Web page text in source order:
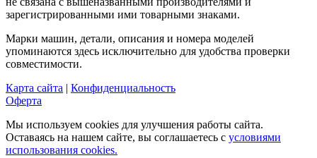
зарегистрированными ими товарными знаками.
Марки машин, детали, описания и номера моделей
упоминаются здесь исключительно для удобства проверки
совместимости.
Карта сайта | Конфиденциальность
Оферта
Мы используем cookies для улучшения работы сайта.
Оставаясь на нашем сайте, вы соглашаетесь с условиями
использования cookies.